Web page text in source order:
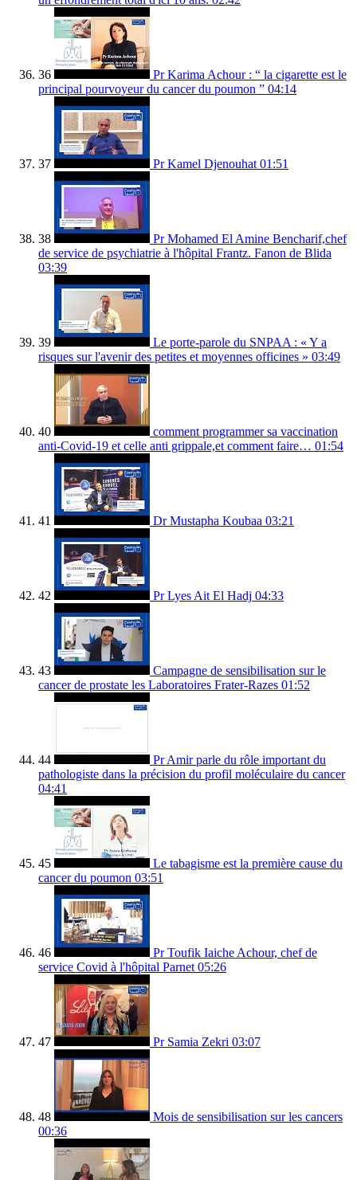
36
Pr Karima Achour : “ la cigarette est le
principal pourvoyeur du cancer du poumon ” 04:14
37 Pr Kamel Djenouhat 01:51
38
Pr Mohamed El Amine Bencharif,chef
de service de psychiatrie à l'hôpital Frantz. Fanon de Blida
03:39
39
Le porte-parole du SNPAA : « Y a
risques sur l'avenir des petites et moyennes officines » 03:49
40
comment programmer sa vaccination
anti-Covid-19 et celle anti grippale,et comment faire… 01:54
41 Dr Mustapha Koubaa 03:21
42 Pr Lyes Ait El Hadj 04:33
43
Campagne de sensibilisation sur le
cancer de prostate les Laboratoires Frater-Razes 01:52
44
Pr Amir parle du rôle important du
pathologiste dans la précision du profil moléculaire du cancer
04:41
45
Le tabagisme est la première cause du
cancer du poumon 03:51
46
Pr Toufik Iaiche Achour, chef de
service Covid à l'hôpital Parnet 05:26
47 Pr Samia Zekri 03:07
48
Mois de sensibilisation sur les cancers
00:36